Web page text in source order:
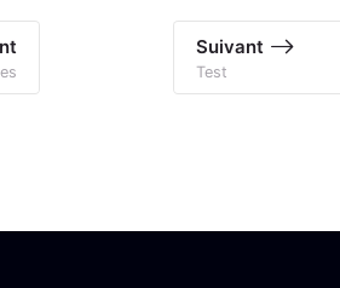
Suivant
Test